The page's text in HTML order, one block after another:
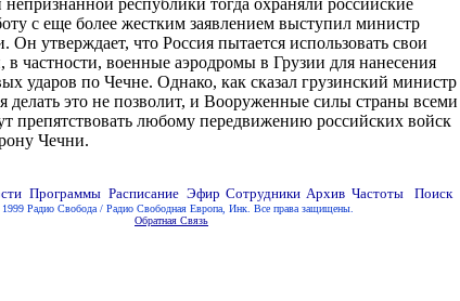
республики тогда охраняли российские
с еще более жестким заявлением выступил министр
Он утверждает, что Россия пытается использовать свои
в частности, военные аэродромы в Грузии для нанесения
ударов по Чечне. Однако, как сказал грузинский министр
делать это не позволит, и Вооруженные силы страны всеми
препятствовать любому передвижению российских войск
Чечни.
Радио Свобода / Радио Свободная Европа, Инк. Все права защищены.
Обратная Связь